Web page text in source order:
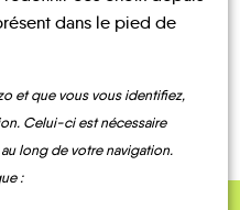
dans le pied de
et que vous vous identifiez,
Celui-ci est nécessaire
long de votre navigation.
: